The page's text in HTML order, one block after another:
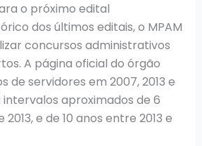
o próximo edital
dos últimos editais, o MPAM
concursos administrativos
A página oficial do órgão
de servidores em 2007, 2013 e
intervalos aproximados de 6
e de 10 anos entre 2013 e